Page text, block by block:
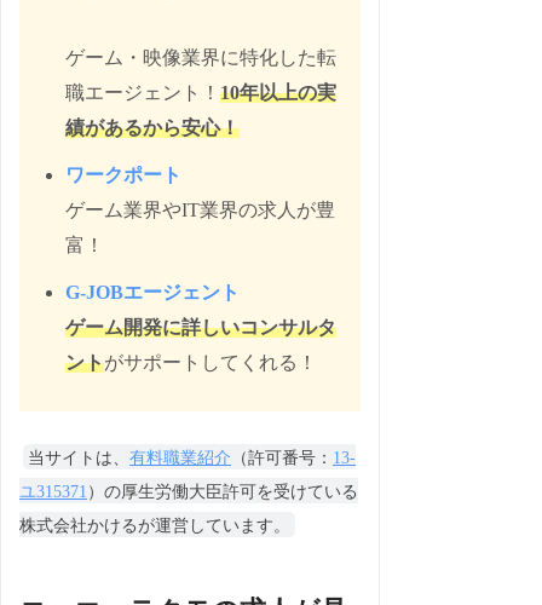
ゲーム・映像業界に特化した転
職エージェント！10年以上の実
績があるから安心！
ワークポート
ゲーム業界やIT業界の求人が豊
富！
G-JOBエージェント
ゲーム開発に詳しいコンサルタ
ントがサポートしてくれる！
当サイトは、有料職業紹介 （許可番号： 13-
ユ315371 ）の厚生労働大臣許可を受けている
株式会社かけるが運営しています。